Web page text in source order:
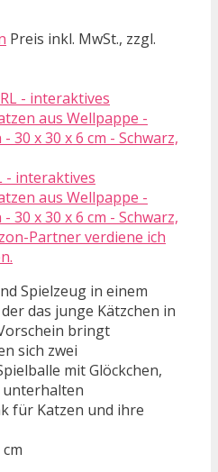
Preis inkl. MwSt., zzgl.
- interaktives
aus Wellpappe -
30 x 30 x 6 cm - Schwarz,
Partner verdiene ich
Spielzeug in einem
das junge Kätzchen in
bringt
sich zwei
mit Glöckchen,
unterhalten
für Katzen und ihre